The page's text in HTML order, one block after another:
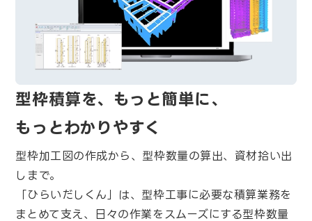
型枠積算を、もっと簡単に、
もっとわかりやすく
型枠加工図の作成から、型枠数量の算出、資材拾い出
しまで。
「ひらいだしくん」は、型枠工事に必要な積算業務を
まとめて支え、日々の作業をスムーズにする型枠数量